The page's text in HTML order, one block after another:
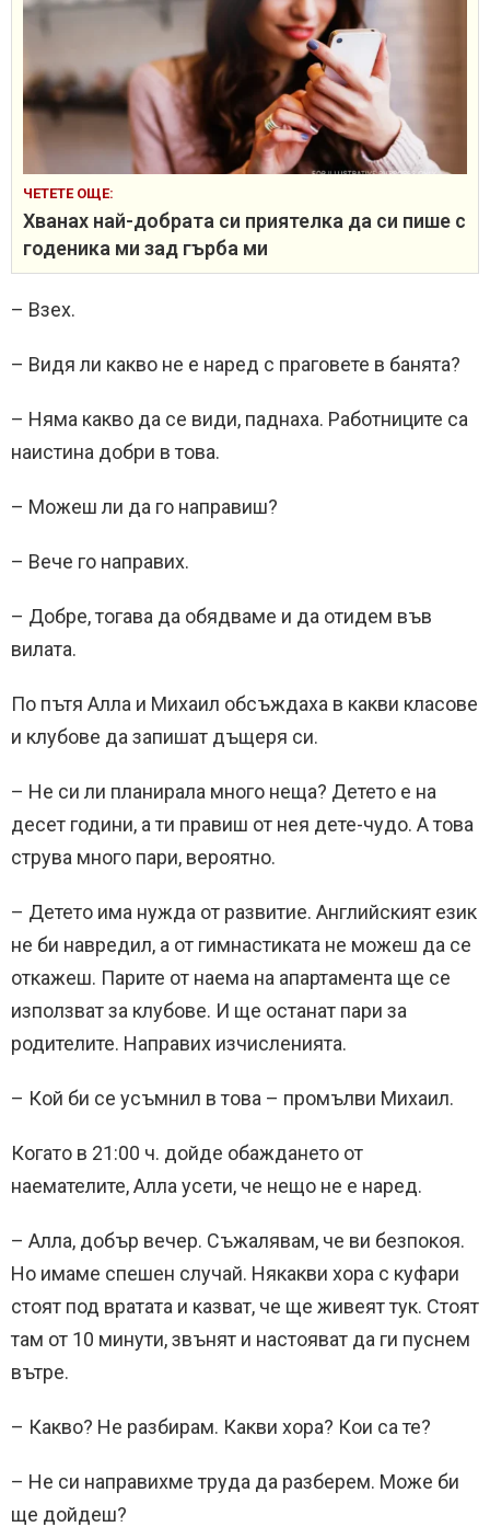
ЧЕТЕТЕ ОЩЕ:
Хванах най-добрата си приятелка да си пише с
годеника ми зад гърба ми
– Взех.
– Видя ли какво не е наред с праговете в банята?
– Няма какво да се види, паднаха. Работниците са
наистина добри в това.
– Можеш ли да го направиш?
– Вече го направих.
– Добре, тогава да обядваме и да отидем във
вилата.
По пътя Алла и Михаил обсъждаха в какви класове
и клубове да запишат дъщеря си.
– Не си ли планирала много неща? Детето е на
десет години, а ти правиш от нея дете-чудо. А това
струва много пари, вероятно.
– Детето има нужда от развитие. Английският език
не би навредил, а от гимнастиката не можеш да се
откажеш. Парите от наема на апартамента ще се
използват за клубове. И ще останат пари за
родителите. Направих изчисленията.
– Кой би се усъмнил в това – промълви Михаил.
Когато в 21:00 ч. дойде обаждането от
наемателите, Алла усети, че нещо не е наред.
– Алла, добър вечер. Съжалявам, че ви безпокоя.
Но имаме спешен случай. Някакви хора с куфари
стоят под вратата и казват, че ще живеят тук. Стоят
там от 10 минути, звънят и настояват да ги пуснем
вътре.
– Какво? Не разбирам. Какви хора? Кои са те?
– Не си направихме труда да разберем. Може би
ще дойдеш?